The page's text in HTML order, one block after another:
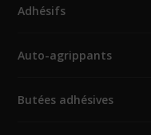
Adhésifs
Auto-agrippants
Butées adhésives